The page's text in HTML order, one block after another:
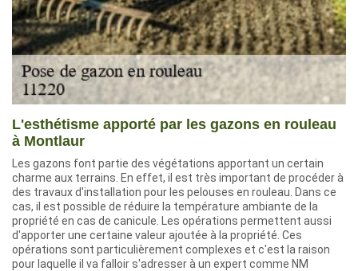
L'esthétisme apporté par les gazons en rouleau
à Montlaur
Les gazons font partie des végétations apportant un certain
charme aux terrains. En effet, il est très important de procéder à
des travaux d'installation pour les pelouses en rouleau. Dans ce
cas, il est possible de réduire la température ambiante de la
propriété en cas de canicule. Les opérations permettent aussi
d'apporter une certaine valeur ajoutée à la propriété. Ces
opérations sont particulièrement complexes et c'est la raison
pour laquelle il va falloir s'adresser à un expert comme NM